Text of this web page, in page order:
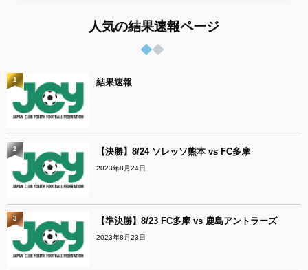
人気の結果速報ページ
結果速報
1
【決勝】8/24 ソレッソ熊本 vs FC多摩
2023年8月24日
2
【準決勝】8/23 FC多摩 vs 鹿島アントラーズ
2023年8月23日
3